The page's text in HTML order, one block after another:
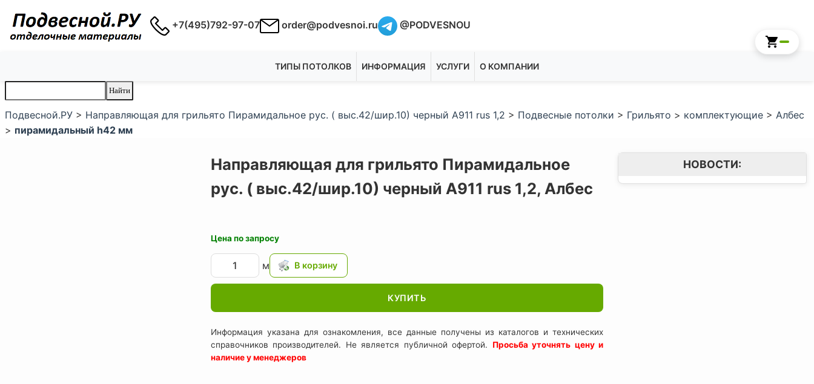
+7(495)792-97-07 order@podvesnoi.ru @PODVESNOU
ТИПЫ ПОТОЛКОВ ИНФОРМАЦИЯ УСЛУГИ О КОМПАНИИ
Подвесной.РУ > Направляющая для грильято Пирамидальное рус. ( выс.42/шир.10) черный А911 rus 1,2 > Подвесные потолки > Грильято > комплектующие > Албес
> пирамидальный h42 мм
Направляющая для грильято Пирамидальное
рус. ( выс.42/шир.10) черный А911 rus 1,2, Албес
Цена по запросу
м
КУПИТЬ
Информация указана для ознакомления, все данные получены из каталогов и технических
справочников производителей. Не является публичной офертой. Просьба уточнять цену и
наличие у менеджеров
НОВОСТИ: